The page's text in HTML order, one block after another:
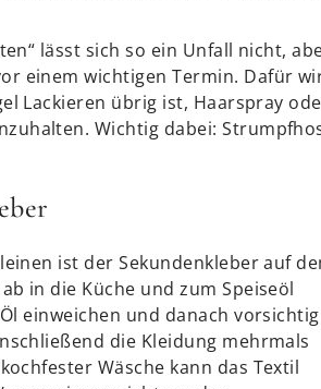
lässt sich so ein Unfall nicht,
einem wichtigen Termin. Dafür
Lackieren übrig ist, Haarspray
Wichtig dabei:
ist der Sekundenkleber auf
in die Küche und zum Speiseöl
einweichen und danach vorsichtig
die Kleidung mehrmals
Wäsche kann das Textil